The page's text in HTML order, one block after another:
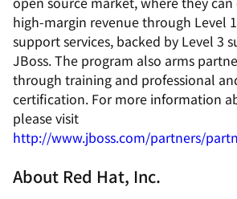
high-margin revenue through Level
support services, backed by Level 3
JBoss. The program also arms
through training and professional
certification. For more information
please visit
http://www.jboss.com/partners/
About Red Hat, Inc.